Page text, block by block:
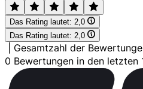
Das Rating lautet: 2,0
Das Rating lautet: 2,0
Gesamtzahl der
0 Bewertungen in den letzten